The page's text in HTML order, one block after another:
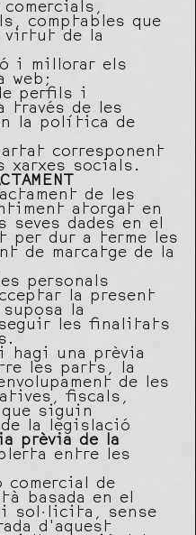
comptables que
virtut de la
i millorar els
web;
perfils i
través de les
la política de
corresponent
xarxes socials.
de les
atorgat en
seves dades en el
per dur a terme les
de marcatge de la
personals
la present
la
les finalitats
hagi una prèvia
les parts, la
de les
fiscals,
siguin
la legislació
prèvia de la
entre les
comercial de
basada en el
sol·licita, sense
d’aquest